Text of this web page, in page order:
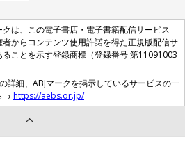
クは、この電子書店・電子書籍配信サービス
者からコンテンツ使用許諾を得た正規版配信サ
ることを示す登録商標（登録番号 第11091003
詳細、ABJマークを掲示しているサービスの一
→ https://aebs.or.jp/